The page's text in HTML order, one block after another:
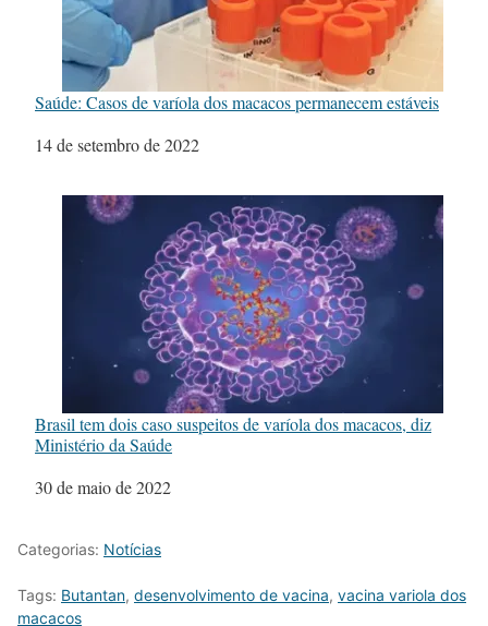
Saúde: Casos de varíola dos macacos permanecem estáveis
Data
14 de setembro de 2022
Brasil tem dois caso suspeitos de varíola dos macacos, diz
Ministério da Saúde
Data
30 de maio de 2022
Categorias: Notícias
Tags: Butantan, desenvolvimento de vacina, vacina variola dos
macacos